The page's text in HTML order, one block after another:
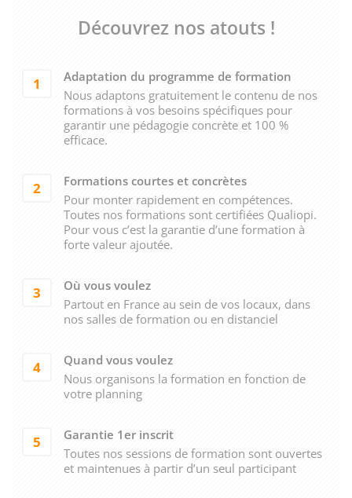
Découvrez nos atouts !
1
Adaptation du programme de formation
Nous adaptons gratuitement le contenu de nos
formations à vos besoins spécifiques pour
garantir une pédagogie concrète et 100 %
efficace.
2
Formations courtes et concrètes
Pour monter rapidement en compétences.
Toutes nos formations sont certifiées Qualiopi.
Pour vous c’est la garantie d’une formation à
forte valeur ajoutée.
3
Où vous voulez
Partout en France au sein de vos locaux, dans
nos salles de formation ou en distanciel
4
Quand vous voulez
Nous organisons la formation en fonction de
votre planning
5
Garantie 1er inscrit
Toutes nos sessions de formation sont ouvertes
et maintenues à partir d’un seul participant